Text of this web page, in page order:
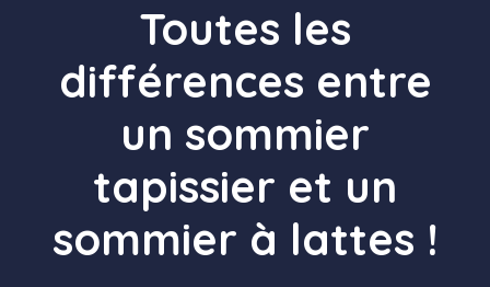
Toutes les
différences entre
un sommier
tapissier et un
sommier à lattes !